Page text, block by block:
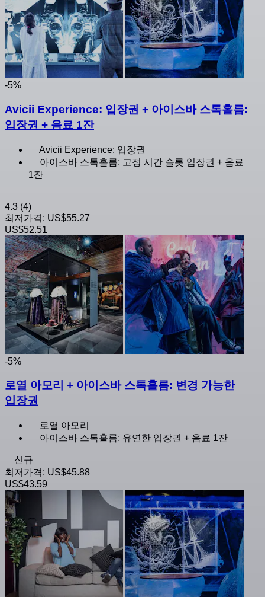
-5%
Avicii Experience: 입장권 + 아이스바 스톡홀름:
입장권 + 음료 1잔
Avicii Experience: 입장권
아이스바 스톡홀름: 고정 시간 슬롯 입장권 + 음료
1잔
4.3 (4)
최저가격: US$55.27
US$52.51
-5%
로열 아모리 + 아이스바 스톡홀름: 변경 가능한
입장권
로열 아모리
아이스바 스톡홀름: 유연한 입장권 + 음료 1잔
신규
최저가격: US$45.88
US$43.59